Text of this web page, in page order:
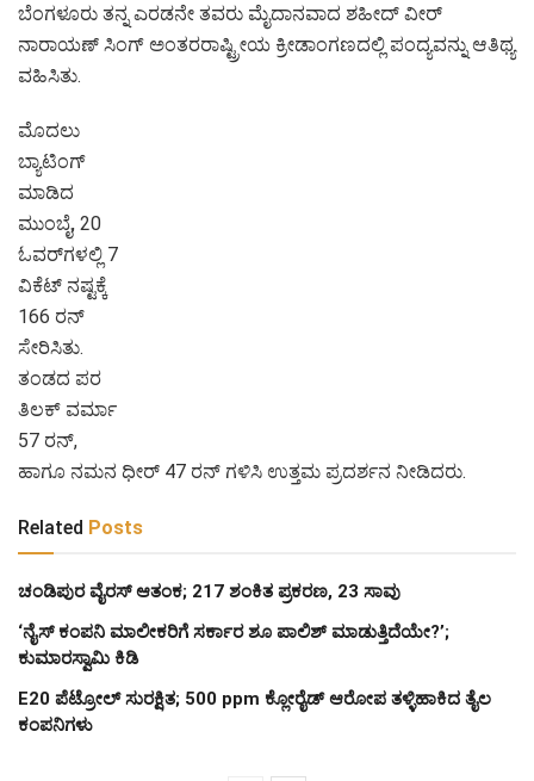
ಬೆಂಗಳೂರು ತನ್ನ ಎರಡನೇ ತವರು ಮೈದಾನವಾದ ಶಹೀದ್ ವೀರ್
ನಾರಾಯಣ್ ಸಿಂಗ್ ಅಂತರರಾಷ್ಟ್ರೀಯ ಕ್ರೀಡಾಂಗಣದಲ್ಲಿ ಪಂದ್ಯವನ್ನು ಆತಿಥ್ಯ
ವಹಿಸಿತು.
ಮೊದಲು
ಬ್ಯಾಟಿಂಗ್
ಮಾಡಿದ
ಮುಂಬೈ, 20
ಓವರ್‌ಗಳಲ್ಲಿ 7
ವಿಕೆಟ್ ನಷ್ಟಕ್ಕೆ
166 ರನ್
ಸೇರಿಸಿತು.
ತಂಡದ ಪರ
ತಿಲಕ್ ವರ್ಮಾ
57 ರನ್,
ಹಾಗೂ ನಮನ ಧೀರ್ 47 ರನ್ ಗಳಿಸಿ ಉತ್ತಮ ಪ್ರದರ್ಶನ ನೀಡಿದರು.
Related Posts
ಚಂಡಿಪುರ ವೈರಸ್ ಆತಂಕ; 217 ಶಂಕಿತ ಪ್ರಕರಣ, 23 ಸಾವು
‘ನೈಸ್ ಕಂಪನಿ ಮಾಲೀಕರಿಗೆ ಸರ್ಕಾರ ಶೂ ಪಾಲಿಶ್ ಮಾಡುತ್ತಿದೆಯೇ?’;
ಕುಮಾರಸ್ವಾಮಿ ಕಿಡಿ
E20 ಪೆಟ್ರೋಲ್ ಸುರಕ್ಷಿತ; 500 ppm ಕ್ಲೋರೈಡ್ ಆರೋಪ ತಳ್ಳಿಹಾಕಿದ ತೈಲ
ಕಂಪನಿಗಳು